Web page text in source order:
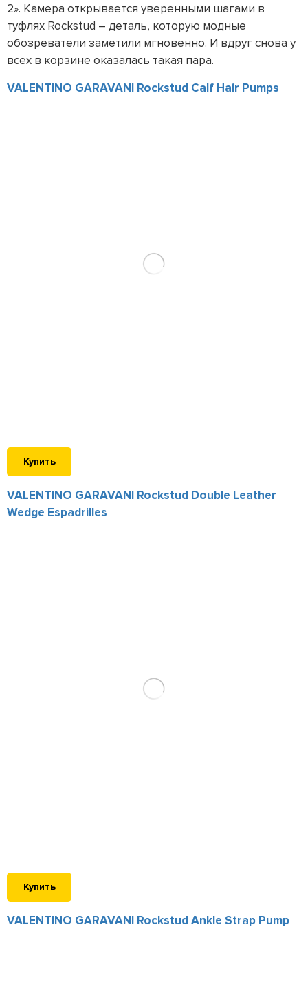
2». Камера открывается уверенными шагами в
туфлях Rockstud – деталь, которую модные
обозреватели заметили мгновенно. И вдруг снова у
всех в корзине оказалась такая пара.
VALENTINO GARAVANI Rockstud Calf Hair Pumps
Купить
VALENTINO GARAVANI Rockstud Double Leather
Wedge Espadrilles
Купить
VALENTINO GARAVANI Rockstud Ankle Strap Pump